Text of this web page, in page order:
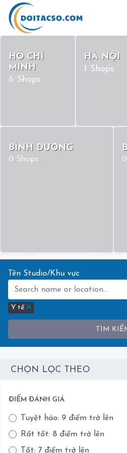
HỒ CHÍ
MINH
6 Shops
HÀ NỘI
1 Shops
BÌNH DƯƠNG
0 Shops
Tên Studio/Khu vực
Y tế
TÌM
CHỌN LỌC THEO
ĐIỂM ĐÁNH GIÁ
Tuyệt hảo: 9 điểm trở lên
Rất tốt: 8 điểm trở lên
Tốt: 7 điểm trở lên